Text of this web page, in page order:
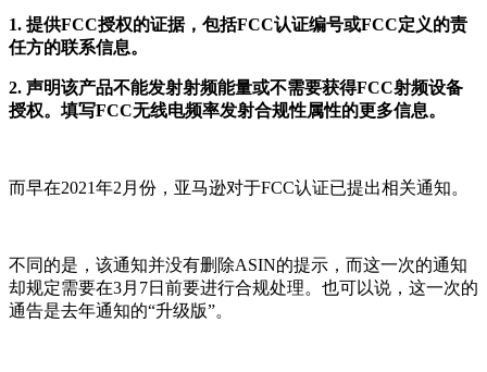
1. 提供FCC授权的证据，包括FCC认证编号或FCC定义的责
任方的联系信息。
2. 声明该产品不能发射射频能量或不需要获得FCC射频设备
授权。填写FCC无线电频率发射合规性属性的更多信息。
而早在2021年2月份，亚马逊对于FCC认证已提出相关通知。
不同的是，该通知并没有删除ASIN的提示，而这一次的通知
却规定需要在3月7日前要进行合规处理。也可以说，这一次的
通告是去年通知的“升级版”。